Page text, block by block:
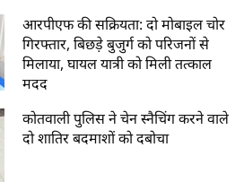
आरपीएफ की सक्रियता: दो मोबाइल चोर
गिरफ्तार, बिछड़े बुजुर्ग को परिजनों से
मिलाया, घायल यात्री को मिली तत्काल
मदद
कोतवाली पुलिस ने चेन स्नैचिंग करने वाले
दो शातिर बदमाशों को दबोचा